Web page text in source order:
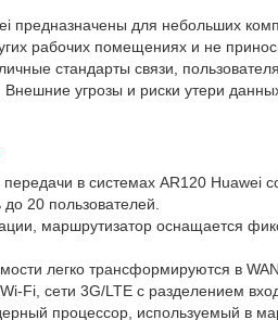
предназначены для небольших
рабочих помещениях и не
стандарты связи,
угрозы и риски утери
в системах AR120 Huawei
20 пользователей.
маршрутизатор оснащается
легко трансформируются в
Fi, сети 3G/LTE с разделением
процессор, используемый в